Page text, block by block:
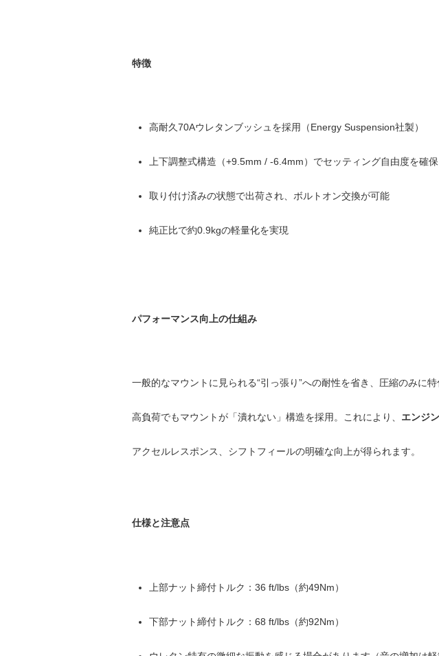
特徴
高耐久70Aウレタンブッシュを採用（Energy Suspension社製）
上下調整式構造（+9.5mm / -6.4mm）でセッティング自由度を確保
取り付け済みの状態で出荷され、ボルトオン交換が可能
純正比で約0.9kgの軽量化を実現
パフォーマンス向上の仕組み
一般的なマウントに見られる“引っ張り”への耐性を省き、圧縮のみに特
高負荷でもマウントが「潰れない」構造を採用。これにより、 エンジ
アクセルレスポンス、シフトフィールの明確な向上が得られます。
仕様と注意点
上部ナット締付トルク：36 ft/lbs（約49Nm）
下部ナット締付トルク：68 ft/lbs（約92Nm）